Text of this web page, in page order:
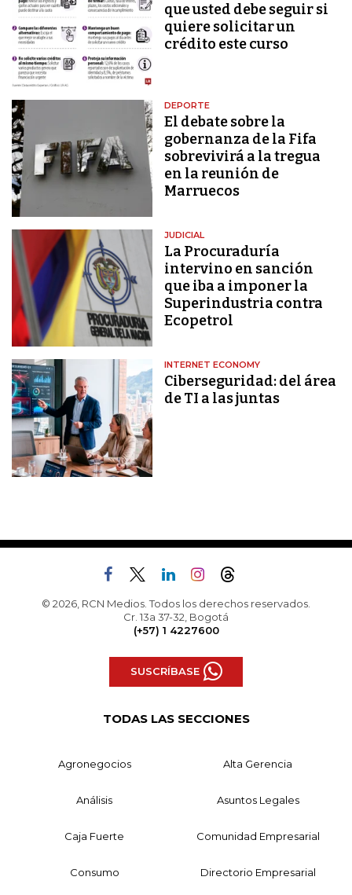
que usted debe seguir si
quiere solicitar un
crédito este curso
DEPORTE
El debate sobre la
gobernanza de la Fifa
sobrevivirá a la tregua
en la reunión de
Marruecos
JUDICIAL
La Procuraduría
intervino en sanción
que iba a imponer la
Superindustria contra
Ecopetrol
INTERNET ECONOMY
Ciberseguridad: del área
de TI a las juntas
© 2026, RCN Medios. Todos los derechos reservados.
Cr. 13a 37-32, Bogotá
(+57) 1 4227600
SUSCRÍBASE
TODAS LAS SECCIONES
Agronegocios Alta Gerencia
Análisis Asuntos Legales
Caja Fuerte Comunidad Empresarial
Consumo Directorio Empresarial